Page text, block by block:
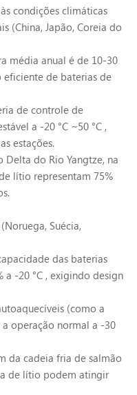
condições climáticas
(China, Japão, Coreia do
média anual é de 10-30
eficiente de baterias de
de controle de
a -20 °C ~50 °C ,
estações.
Delta do Rio Yangtze, na
lítio representam 75%
Suécia,
das baterias
a -20 °C , exigindo design
(como a
operação normal a -30
da cadeia fria de salmão
de lítio podem atingir